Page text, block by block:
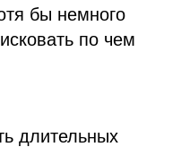
бы немного
по чем
длительных